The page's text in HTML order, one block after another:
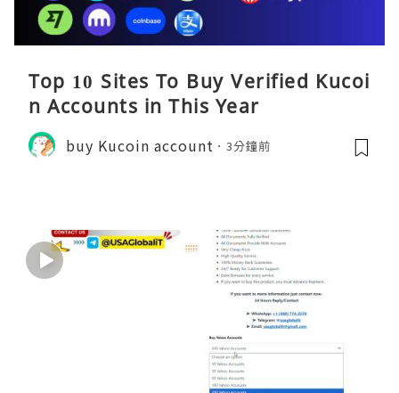
Top 10 Sites To Buy Verified Kucoi
n Accounts in This Year
buy Kucoin account 3分鐘前